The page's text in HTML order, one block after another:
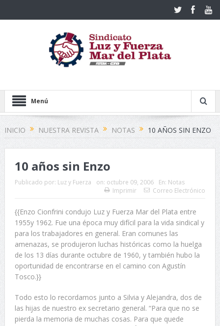
Menú
INICIO NUESTRA REVISTA NOTAS 10 AÑOS SIN ENZO
10 años sin Enzo
Publicado por: Luz y Fuerza on: octubre 09, 2006 En: Notas
Imprimir
Correo Electrónico
{{Enzo Cionfrini condujo Luz y Fuerza Mar del Plata entre
1955y 1962. Fue una época muy difícil para la vida sindical y
para los trabajadores en general. Eran comunes las
amenazas, se produjeron luchas históricas como la huelga
de los 13 días durante octubre de 1960, y también hubo la
oportunidad de encontrarse en el camino con Agustín
Tosco.}}
Todo esto lo recordamos junto a Silvia y Alejandra, dos de
las hijas de nuestro ex secretario general. “Para que no se
pierda la memoria de muchas cosas. Para que quede